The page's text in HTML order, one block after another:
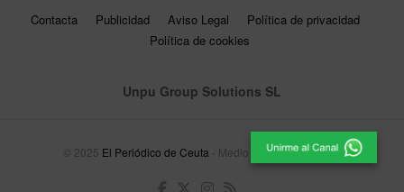
Contacta Publicidad Aviso Legal
Política de privacidad
Política de cookies
Unpu Group Solutions SL
© 2025 El Periódico de Ceuta - Medio de Comunicación